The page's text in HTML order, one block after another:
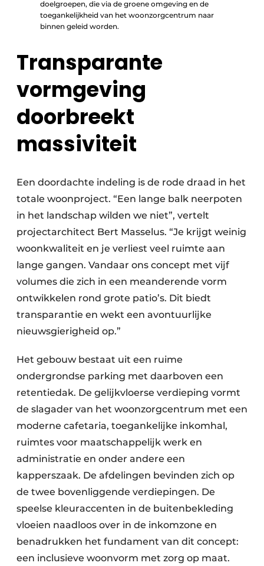
doelgroepen, die via de groene omgeving en de
toegankelijkheid van het woonzorgcentrum naar
binnen geleid worden.
Transparante
vormgeving
doorbreekt
massiviteit
Een doordachte indeling is de rode draad in het
totale woonproject. “Een lange balk neerpoten
in het landschap wilden we niet”, vertelt
projectarchitect Bert Masselus. “Je krijgt weinig
woonkwaliteit en je verliest veel ruimte aan
lange gangen. Vandaar ons concept met vijf
volumes die zich in een meanderende vorm
ontwikkelen rond grote patio’s. Dit biedt
transparantie en wekt een avontuurlijke
nieuwsgierigheid op.”
Het gebouw bestaat uit een ruime
ondergrondse parking met daarboven een
retentiedak. De gelijkvloerse verdieping vormt
de slagader van het woonzorgcentrum met een
moderne cafetaria, toegankelijke inkomhal,
ruimtes voor maatschappelijk werk en
administratie en onder andere een
kapperszaak. De afdelingen bevinden zich op
de twee bovenliggende verdiepingen. De
speelse kleuraccenten in de buitenbekleding
vloeien naadloos over in de inkomzone en
benadrukken het fundament van dit concept:
een inclusieve woonvorm met zorg op maat.